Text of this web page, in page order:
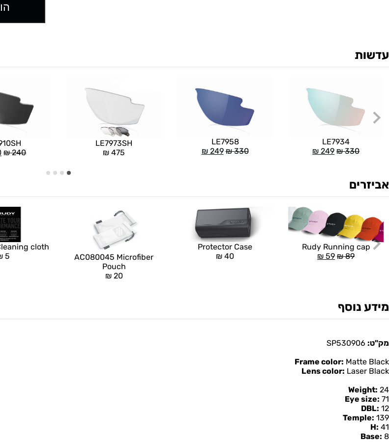
עדשות
LE7934
₪330
₪ 249
LE7958
₪330
₪249
LE7973SH
₪ 475
₪240
אביזרים
Rudy Running cap
₪89
₪ 59
Protector Case
₪ 40
AC080045 Microfiber
Pouch
₪20
cloth
5
מידע נוסף
מק"ט:
Frame color: Matte Black
Lens color: Laser Black
Weight: 24
Eye size: 71
DBL: 12
Temple: 139
H: 41
Base: 8